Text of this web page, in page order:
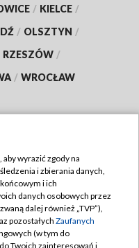
/ KIELCE /
/ OLSZTYN /
RZESZÓW /
/ WROCŁAW
TVP
wyrazić zgody na
i zbierania danych,
i ich
danych osobowych przez
dalej również „TVP”),
pozostałych Zaufanych
(w tym do
Twoich zainteresowań i